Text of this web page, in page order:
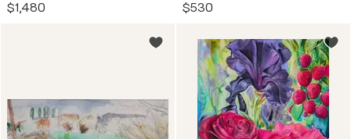
$1,480 $530